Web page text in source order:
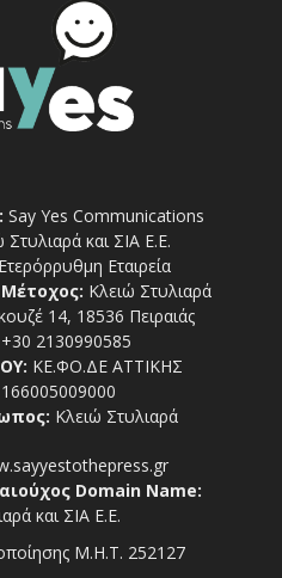
Say Yes Communications
Στυλιαρά και ΣΙΑ Ε.Ε.
Ετερόρρυθμη Εταιρεία
Μέτοχος: Κλειώ Στυλιαρά
14, 18536 Πειραιάς
+30 2130990585
ΚΕ.ΦΟ.ΔΕ ΑΤΤΙΚΗΣ
166005009000
Κλειώ Στυλιαρά
Domain Name:
και ΣΙΑ Ε.Ε.
Μ.Η.Τ. 252127